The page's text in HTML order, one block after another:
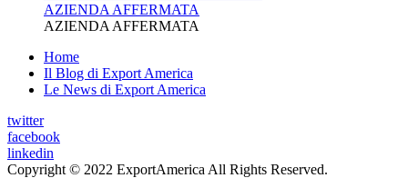
AZIENDA AFFERMATA
AZIENDA AFFERMATA
Home
Il Blog di Export America
Le News di Export America
twitter
facebook
linkedin
Copyright © 2022 ExportAmerica All Rights Reserved.